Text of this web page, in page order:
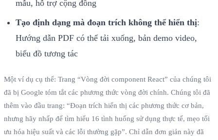
mẫu, hỗ trợ cộng đồng
Tạo định dạng mà đoạn trích không thể hiển thị:
Hướng dẫn PDF có thể tải xuống, bản demo video,
biểu đồ tương tác
Một ví dụ cụ thể: Trang “Vòng đời component React” của chúng tôi
đã bị Google tóm tắt các phương thức vòng đời chính. Chúng tôi đã
thêm vào đầu trang: “Đoạn trích hiển thị các phương thức cơ bản,
nhưng hãy nhấp để tìm hiểu 16 tình huống sử dụng thực tế, mẹo tối
ưu hóa hiệu suất và các lỗi thường gặp”. Chỉ dẫn đơn giản này đã